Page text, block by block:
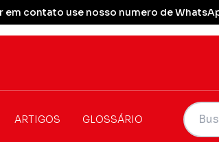
em contato use nosso numero de
ARTIGOS GLOSSÁRIO